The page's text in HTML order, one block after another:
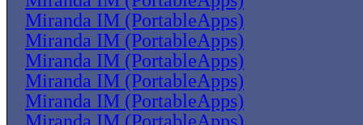
Miranda IM (PortableApps)
Miranda IM (PortableApps)
Miranda IM (PortableApps)
Miranda IM (PortableApps)
Miranda IM (PortableApps)